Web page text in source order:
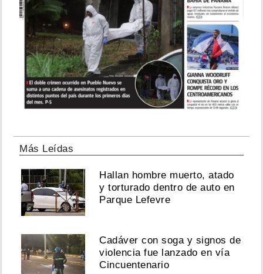
Más Leídas
Hallan hombre muerto, atado
y torturado dentro de auto en
Parque Lefevre
Cadáver con soga y signos de
violencia fue lanzado en vía
Cincuentenario